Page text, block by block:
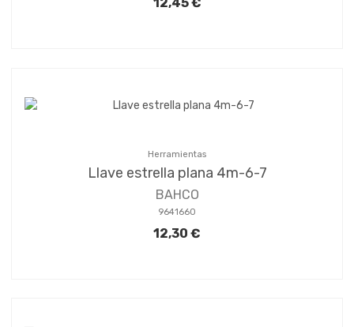
12,45 €
Herramientas
Llave estrella plana 4m-6-7
BAHCO
9641660
12,30 €